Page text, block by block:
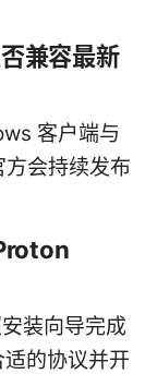
兼容最新
客户端与
会持续发布
装向导完成
的协议并开